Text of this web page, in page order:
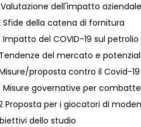
Valutazione dell'impatto
Sfide della catena di fornitura
Impatto del COVID-19 sul
Tendenze del mercato e
Misure/proposta contro il Covid-19
Misure governative per
Proposta per i giocatori di
dello studio